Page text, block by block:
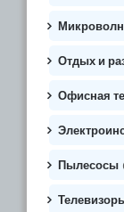
Отдых и
Офисная
Пылесосы